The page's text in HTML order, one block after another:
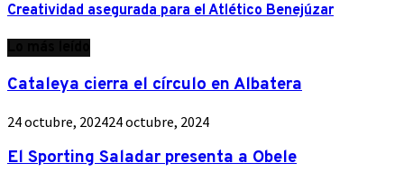
Creatividad asegurada para el Atlético Benejúzar
Cataleya cierra el círculo en Albatera
24 octubre, 202424 octubre, 2024
El Sporting Saladar presenta a Obele